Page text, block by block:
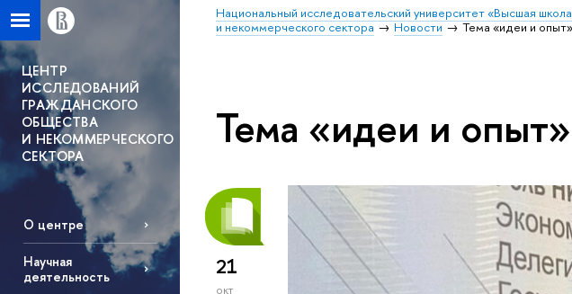
Национальный исследовательский университет «Высшая
и некоммерческого сектора
Новости Тема «идеи и
ЦЕНТР
ИССЛЕДОВАНИЙ
ГРАЖДАНСКОГО
ОБЩЕСТВА
И НЕКОММЕРЧЕСКОГО
СЕКТОРА
О центре
Научная
деятельность
Тема «идеи и опыт»
21
окт